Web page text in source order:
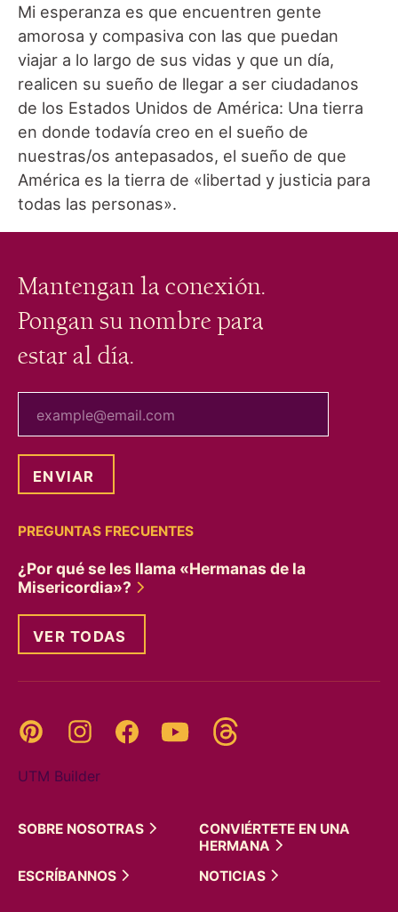
Mi esperanza es que encuentren gente
amorosa y compasiva con las que puedan
viajar a lo largo de sus vidas y que un día,
realicen su sueño de llegar a ser ciudadanos
de los Estados Unidos de América: Una tierra
en donde todavía creo en el sueño de
nuestras/os antepasados, el sueño de que
América es la tierra de «libertad y justicia para
todas las personas».
Mantengan la conexión.
Pongan su nombre para
estar al día.
PREGUNTAS FRECUENTES
¿Por qué se les llama «Hermanas de la
Misericordia»?
VER TODAS
Pinterest InstagramFacebookYouTube
UTM Builder
SOBRE NOSOTRAS
CONVIÉRTETE EN UNA
HERMANA
ESCRÍBANNOS
NOTICIAS